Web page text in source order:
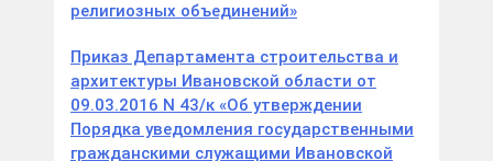
религиозных объединений»
Приказ Департамента строительства и
архитектуры Ивановской области от
09.03.2016 N 43/к «Об утверждении
Порядка уведомления государственными
гражданскими служащими Ивановской